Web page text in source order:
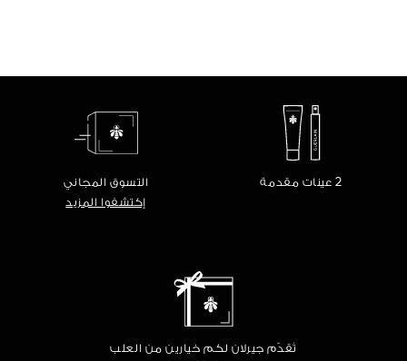
2 عينات مقدمة
التسوق المجاني
إكتشفوا المزيد
تُقدّم جيرلان لكم خيارين من العلب